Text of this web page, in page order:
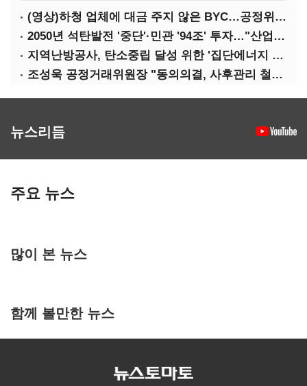
(영상)하청 업체에 대금 주지 않은 BYC…공정위 '제재'
2050년 석탄발전 '중단'·민관 '94조' 투자…"산업계 탄소중립에 고삐"
지역난방공사, 탄소중립 달성 위한 '집단에너지 컨퍼런스' 개최
조성욱 공정거래위원장 "동의의결, 사후관리 철저히 이뤄져야"
뉴스리듬
주요 뉴스
많이 본 뉴스
함께 볼만한 뉴스